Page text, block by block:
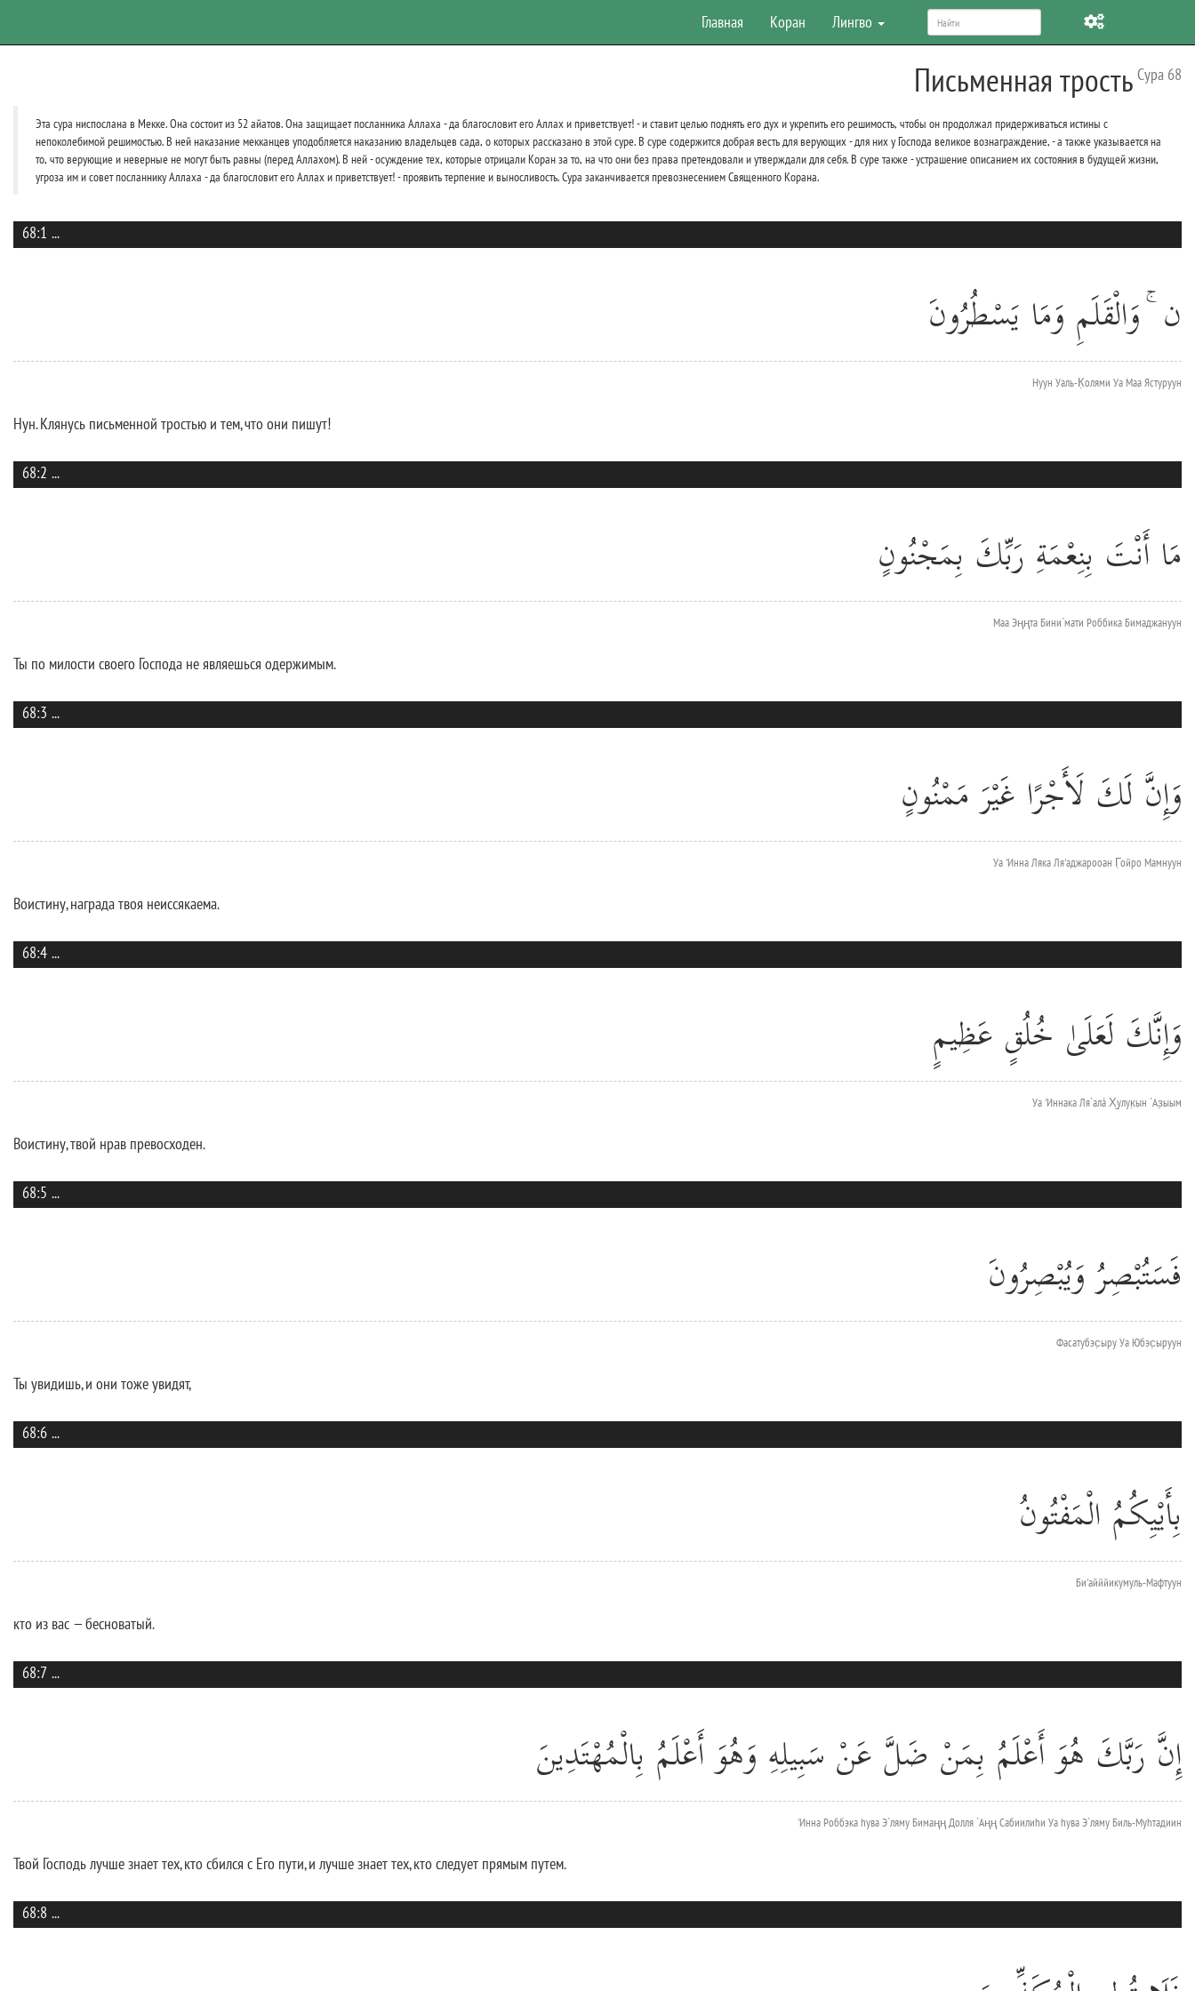
Главная Коран Лингво
Письменная трость Сура 68
Эта сура ниспослана в Мекке. Она состоит из 52 айатов. Она защищает посланника Аллаха - да благословит его Аллах и приветствует! - и ставит целью поднять его дух и укрепить его решимость, чтобы он продолжал придерживаться истины с
непоколебимой решимостью. В ней наказание мекканцев уподобляется наказанию владельцев сада, о которых рассказано в этой суре. В суре содержится добрая весть для верующих - для них у Господа великое вознаграждение, - а также указывается на
то, что верующие и неверные не могут быть равны (перед Аллахом). В ней - осуждение тех, которые отрицали Коран за то, на что они без права претендовали и утверждали для себя. В суре также - устрашение описанием их состояния в будущей жизни,
угроза им и совет посланнику Аллаха - да благословит его Аллах и приветствует! - проявить терпение и выносливость. Сура заканчивается превознесением Священного Корана.
68:1 ...
ن ۚ وَالْقَلَمِ وَمَا يَسْطُرُونَ
Нуун Уаль-К̣олями Уа Маа Ястуруун
Нун. Клянусь письменной тростью и тем, что они пишут!
68:2 ...
مَا أَنْتَ بِنِعْمَةِ رَبِّكَ بِمَجْنُونٍ
Маа Эңңта Бини`мати Роббика Бимаджануун
Ты по милости своего Господа не являешься одержимым.
68:3 ...
وَإِنَّ لَكَ لَأَجْرًا غَيْرَ مَمْنُونٍ
Уа 'Инна Ляка Ля'аджарооан Г̣ойро Мамнуун
Воистину, награда твоя неиссякаема.
68:4 ...
وَإِنَّكَ لَعَلَىٰ خُلُقٍ عَظِيمٍ
Уа 'Иннака Ля`алá Х̮улук̣ын `Аз̣ыым
Воистину, твой нрав превосходен.
68:5 ...
فَسَتُبْصِرُ وَيُبْصِرُونَ
Фасатубэс̣ыру Уа Юбэс̣ыруун
Ты увидишь, и они тоже увидят,
68:6 ...
بِأَيْيِكُمُ الْمَفْتُونُ
Би'айййикумуль-Мафтуун
кто из вас — бесноватый.
68:7 ...
إِنَّ رَبَّكَ هُوَ أَعْلَمُ بِمَنْ ضَلَّ عَنْ سَبِيلِهِ وَهُوَ أَعْلَمُ بِالْمُهْتَدِينَ
'Инна Роббэка hува Э`ляму Бимаңң Долля `Аңң Сабиилиhи Уа hува Э`ляму Биль-Муhтадиин
Твой Господь лучше знает тех, кто сбился с Его пути, и лучше знает тех, кто следует прямым путем.
68:8 ...